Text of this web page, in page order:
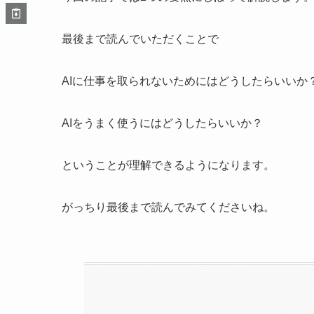
最後まで読んでいただくことで
AIに仕事を取られないためにはどうしたらいいか
AIをうまく使うにはどうしたらいいか？
ということが理解できるようになります。
がっちり最後まで読んでみてくださいね。